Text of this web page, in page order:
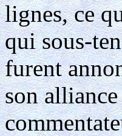
lignes, ce
qui sous-
furent
son